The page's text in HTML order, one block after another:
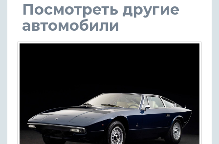
Посмотреть другие
автомобили